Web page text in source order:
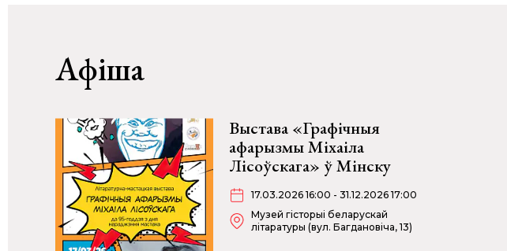
Афіша
Выстава «Графічныя
афарызмы Міхаіла
Лісоўскага» ў Мінску
17.03.2026 16:00 - 31.12.2026 17:00
Музей гісторыі беларускай
літаратуры (вул. Багдановіча, 13)